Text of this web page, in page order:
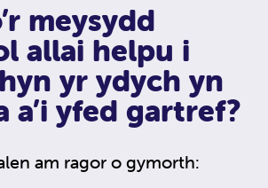
meysydd
allai helpu i
yr ydych yn
a’i yfed gartref?
am ragor o gymorth: